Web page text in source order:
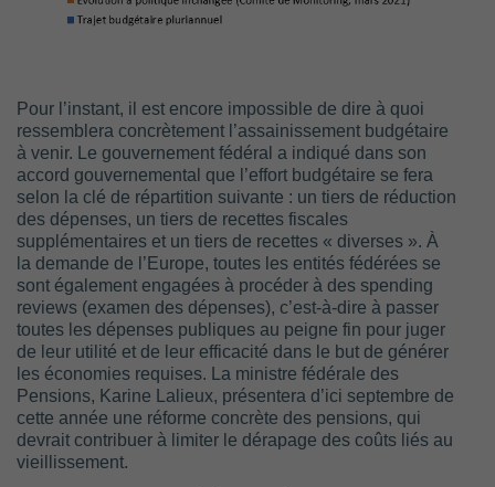
Pour l’instant, il est encore impossible de dire à quoi
ressemblera concrètement l’assainissement budgétaire
à venir. Le gouvernement fédéral a indiqué dans son
accord gouvernemental que l’effort budgétaire se fera
selon la clé de répartition suivante : un tiers de réduction
des dépenses, un tiers de recettes fiscales
supplémentaires et un tiers de recettes « diverses ». À
la demande de l’Europe, toutes les entités fédérées se
sont également engagées à procéder à des spending
reviews (examen des dépenses), c’est-à-dire à passer
toutes les dépenses publiques au peigne fin pour juger
de leur utilité et de leur efficacité dans le but de générer
les économies requises. La ministre fédérale des
Pensions, Karine Lalieux, présentera d’ici septembre de
cette année une réforme concrète des pensions, qui
devrait contribuer à limiter le dérapage des coûts liés au
vieillissement.